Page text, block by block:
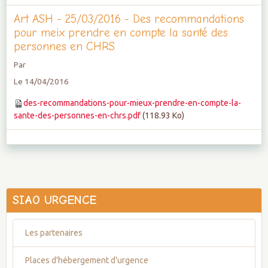
Art ASH - 25/03/2016 - Des recommandations
pour meix prendre en compte la santé des
personnes en CHRS
Par
Le 14/04/2016
des-recommandations-pour-mieux-prendre-en-compte-la-
sante-des-personnes-en-chrs.pdf(118.93 Ko)
SIAO URGENCE
Les partenaires
Places d'hébergement d'urgence